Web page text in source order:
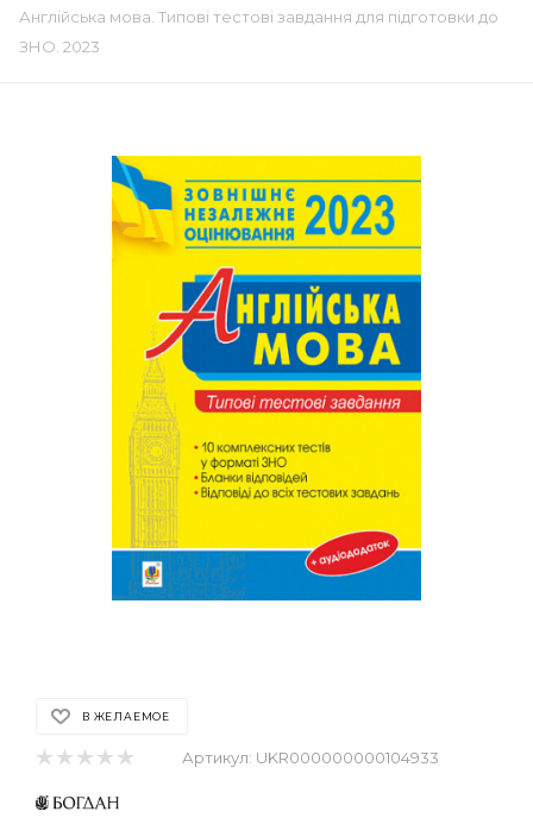
Англійська мова. Типові тестові завдання для підготовки до
ЗНО. 2023
В ЖЕЛАЕМОЕ
Артикул: UKR000000000104933